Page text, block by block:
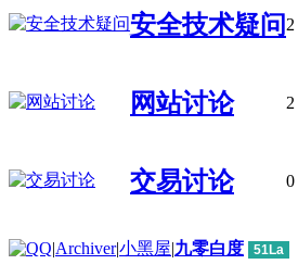
安全技术疑问 2
网站讨论 2
交易讨论 0
|Archiver|小黑屋|九零白度 51La